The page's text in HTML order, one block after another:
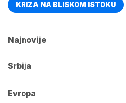
KRIZA NA BLISKOM ISTOKU
Najnovije
Srbija
Evropa
Njujork
komesara